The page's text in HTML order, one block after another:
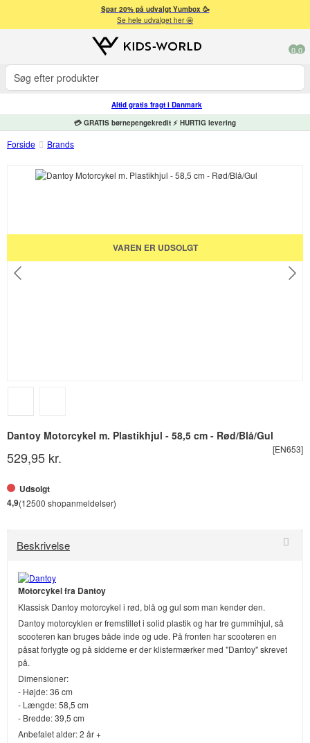
Spar 20% på udvalgt Yumbox 🥳
Se hele udvalget her 🤩
0 0
Altid gratis fragt i Danmark
💳 GRATIS børnepengekredit ⚡ HURTIG levering
Forside Brands
VAREN ER UDSOLGT
Dantoy Motorcykel m. Plastikhjul - 58,5 cm - Rød/Blå/Gul
[EN653]
529,95 kr.
Udsolgt
4,9(12500 shopanmeldelser)
Beskrivelse
Motorcykel fra Dantoy
Klassisk Dantoy motorcykel i rød, blå og gul som man kender den.
Dantoy motorcyklen er fremstillet i solid plastik og har tre gummihjul, så
scooteren kan bruges både inde og ude. På fronten har scooteren en
påsat forlygte og på sidderne er der klistermærker med "Dantoy" skrevet
på.
Dimensioner:
- Højde: 36 cm
- Længde: 58,5 cm
- Bredde: 39,5 cm
Anbefalet alder: 2 år +